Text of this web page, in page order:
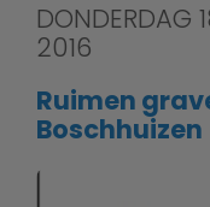
DONDERDAG
2016
Ruimen
Boschhuizen